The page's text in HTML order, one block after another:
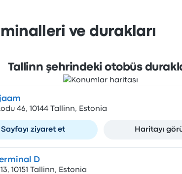
ve durakları
Tallinn şehrindeki otobüs
46, 10144 Tallinn, Estonia
Sayfayı ziyaret et Haritayı
D
10151 Tallinn, Estonia